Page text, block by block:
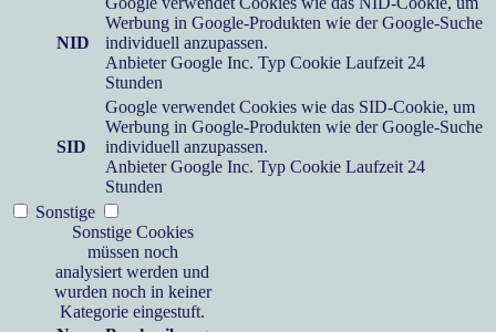
NID
Werbung in Google-Produkten wie der Google-Suche
individuell anzupassen.
Anbieter Google Inc. Typ Cookie Laufzeit 24
Stunden
SID
Google verwendet Cookies wie das SID-Cookie, um
Werbung in Google-Produkten wie der Google-Suche
individuell anzupassen.
Anbieter Google Inc. Typ Cookie Laufzeit 24
Stunden
Sonstige
Sonstige Cookies
müssen noch
analysiert werden und
wurden noch in keiner
Kategorie eingestuft.